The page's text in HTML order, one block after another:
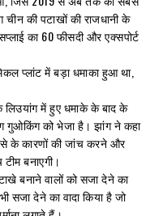
चीन की पटाखों की राजधानी के
का 60 फीसदी और एक्सपोर्ट
प्लांट में बड़ा धमाका हुआ था,
में हुए धमाके के बाद के
गुओकिंग को भेजा है। झांग ने कहा
के कारणों की जांच करने और
बनाएगी।
बनाने वालों को सजा देने का
सजा देने का वादा किया है जो